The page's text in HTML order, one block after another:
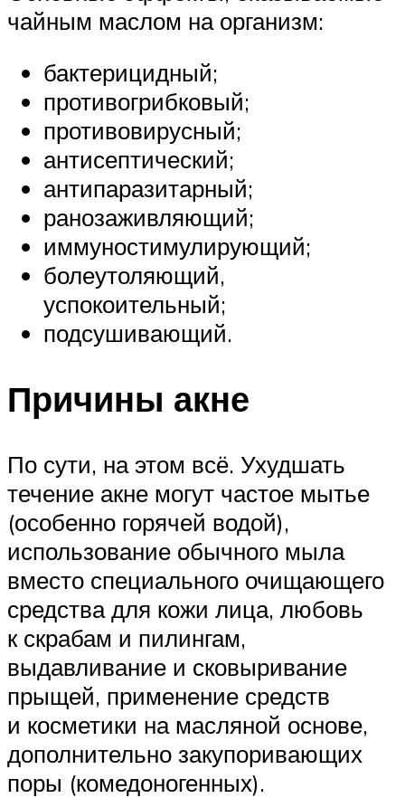
чайным маслом на организм:
бактерицидный;
противогрибковый;
противовирусный;
антисептический;
антипаразитарный;
ранозаживляющий;
иммуностимулирующий;
болеутоляющий,
успокоительный;
подсушивающий.
Причины акне
По сути, на этом всё. Ухудшать
течение акне могут частое мытье
(особенно горячей водой),
использование обычного мыла
вместо специального очищающего
средства для кожи лица, любовь
к скрабам и пилингам,
выдавливание и сковыривание
прыщей, применение средств
и косметики на масляной основе,
дополнительно закупоривающих
поры (комедоногенных).